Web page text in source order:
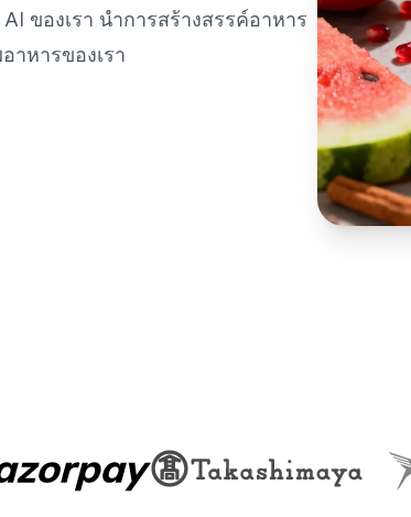
ของเรา นำการสร้างสรรค์อาหาร
หารของเรา